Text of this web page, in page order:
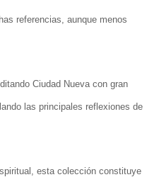
referencias, aunque menos
Ciudad Nueva con gran
las principales reflexiones de
esta colección constituye